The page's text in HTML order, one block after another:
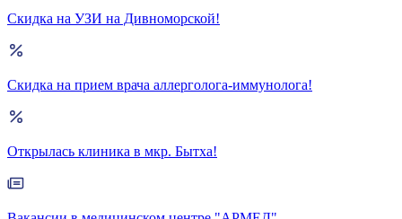
Скидка на УЗИ на Дивноморской!
Скидка на прием врача аллерголога-иммунолога!
Открылась клиника в мкр. Бытха!